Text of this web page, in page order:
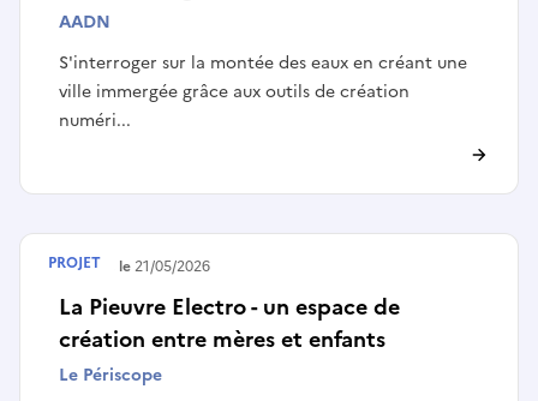
AADN
S'interroger sur la montée des eaux en créant une
ville immergée grâce aux outils de création
numéri...
La Pieuvre Electro - un espace de
création entre mères et enfants
Le Périscope
Terminé le21/05/2026
PROJET